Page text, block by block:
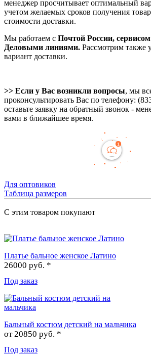
менеджер просчитывает оптимальный
учетом желаемых сроков получения
стоимости доставки.
Мы работаем с Почтой России,
Деловыми линиями. Рассмотрим также
вариант доставки.
>> Если у Вас возникли вопросы, мы
проконсультировать Вас по телефону:
оставьте заявку на обратный звонок -
вами в ближайшее время.
Для оптовиков
Таблица размеров
С этим товаром покупают
Платье бальное женское Латино
26000 руб. *
Под заказ
Бальный костюм детский на мальчика
от 20850 руб. *
Под заказ